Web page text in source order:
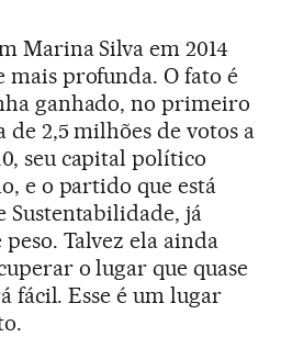
Marina Silva em 2014
mais profunda. O fato é
ganhado, no primeiro
de 2,5 milhões de votos a
seu capital político
e o partido que está
Sustentabilidade, já
Talvez ela ainda
o lugar que quase
fácil. Esse é um lugar